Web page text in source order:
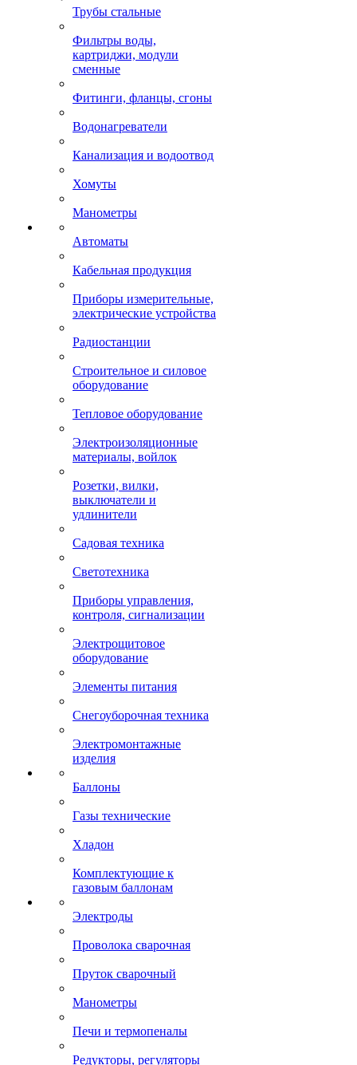
Трубы стальные
Фильтры воды,
картриджи, модули
сменные
Фитинги, фланцы, сгоны
Водонагреватели
Канализация и водоотвод
Хомуты
Манометры
Автоматы
Кабельная продукция
Приборы измерительные,
электрические устройства
Радиостанции
Строительное и силовое
оборудование
Тепловое оборудование
Электроизоляционные
материалы, войлок
Розетки, вилки,
выключатели и
удлинители
Садовая техника
Светотехника
Приборы управления,
контроля, сигнализации
Электрощитовое
оборудование
Элементы питания
Снегоуборочная техника
Электромонтажные
изделия
Баллоны
Газы технические
Хладон
Комплектующие к
газовым баллонам
Электроды
Проволока сварочная
Пруток сварочный
Манометры
Печи и термопеналы
Редукторы, регуляторы